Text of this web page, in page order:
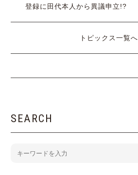
登録に田代本人から異議申立!?
トピックス一覧へ
SEARCH